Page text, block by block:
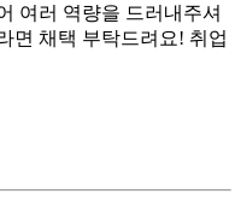
여러 역량을 드러내주셔
면 채택 부탁드려요! 취업